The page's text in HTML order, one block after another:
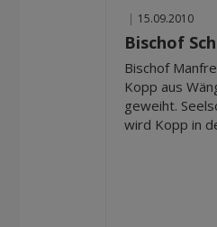
| 15.09.2010
Bischof
Bischof
Kopp aus
geweiht.
wird Kopp in